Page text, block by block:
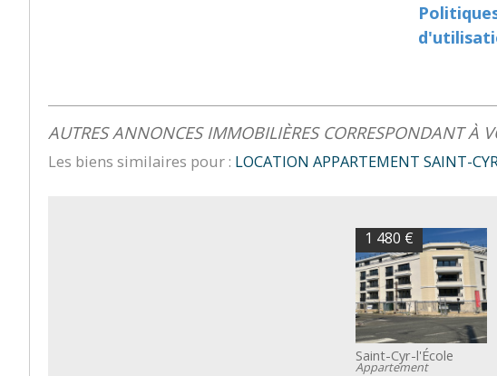
AUTRES ANNONCES IMMOBILIÈRES CORRESPONDANT À
Les biens similaires pour : LOCATION APPARTEMENT SAINT-
1 480 €
Saint-Cyr-l'École
Appartement